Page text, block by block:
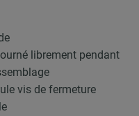
librement pendant
vis de fermeture